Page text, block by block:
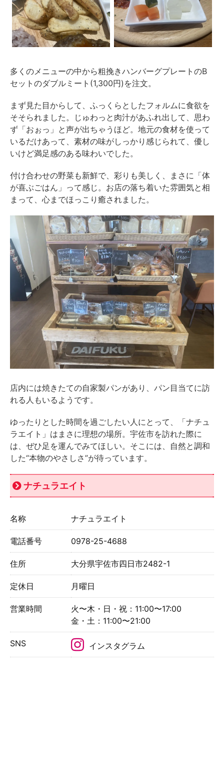
多くのメニューの中から粗挽きハンバーグプレートのB
セットのダブルミート(1,300円)を注文。
まず見た目からして、ふっくらとしたフォルムに食欲を
そそられました。じゅわっと肉汁があふれ出して、思わ
ず「おぉっ」と声が出ちゃうほど。地元の食材を使って
いるだけあって、素材の味がしっかり感じられて、優し
いけど満足感のある味わいでした。
付け合わせの野菜も新鮮で、彩りも美しく、まさに「体
が喜ぶごはん」って感じ。お店の落ち着いた雰囲気と相
まって、心までほっこり癒されました。
店内には焼きたての自家製パンがあり、パン目当てに訪
れる人もいるようです。
ゆったりとした時間を過ごしたい人にとって、「ナチュ
ラエイト」はまさに理想の場所。宇佐市を訪れた際に
は、ぜひ足を運んでみてほしい。そこには、自然と調和
した“本物のやさしさ”が待っています。
ナチュラエイト
名称 ナチュラエイト
電話番号 0978-25-4688
住所 大分県宇佐市四日市2482-1
定休日 月曜日
営業時間
火〜木・日・祝：11:00〜17:00
金・土：11:00〜21:00
SNS インスタグラム